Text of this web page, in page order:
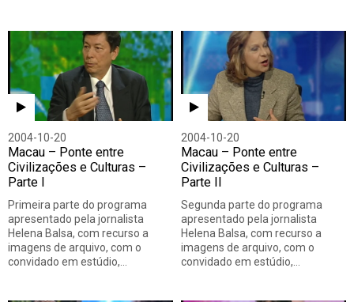
2004-10-20
Macau – Ponte entre
Civilizações e Culturas –
Parte I
Primeira parte do programa
apresentado pela jornalista
Helena Balsa, com recurso a
imagens de arquivo, com o
convidado em estúdio,…
2004-10-20
Macau – Ponte entre
Civilizações e Culturas –
Parte II
Segunda parte do programa
apresentado pela jornalista
Helena Balsa, com recurso a
imagens de arquivo, com o
convidado em estúdio,…